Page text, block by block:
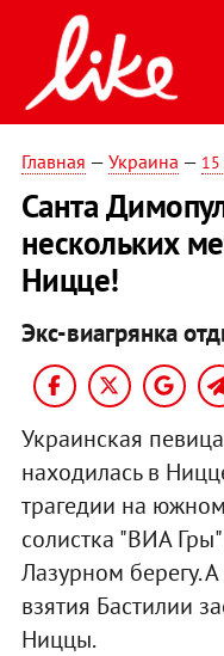
Главная — Украина —
Санта
нескольких
Ницце!
Экс-виагрянка
Украинская певица
находилась в
трагедии на
солистка "ВИА
Лазурном берегу.
взятия Бастилии
Ниццы.